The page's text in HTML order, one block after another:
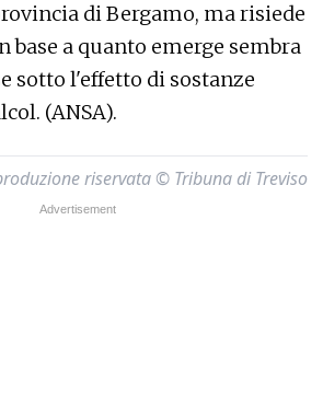
di Bergamo, ma risiede
base a quanto emerge sembra
sotto l'effetto di sostanze
(ANSA).
riservata © Tribuna di Treviso